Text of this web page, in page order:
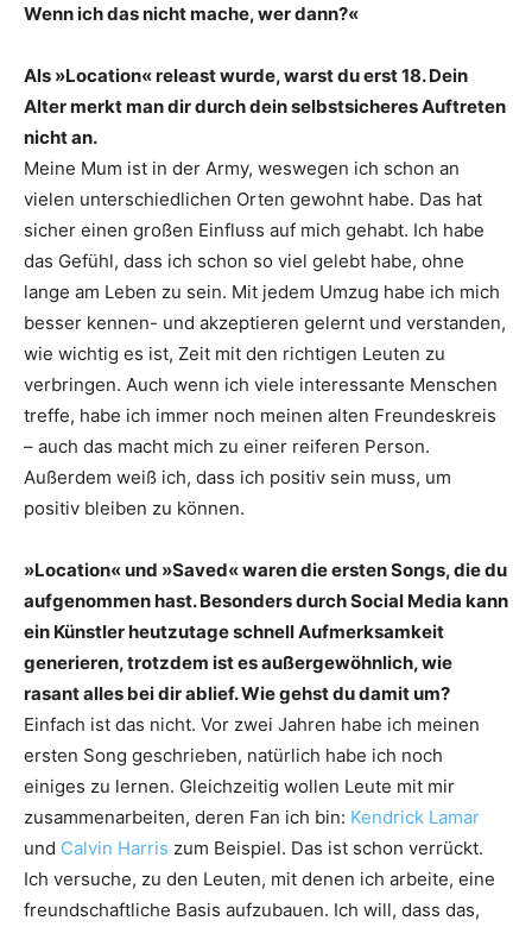
Wenn ich das nicht mache, wer dann?«
Als »Location« releast wurde, warst du erst 18. Dein
Alter merkt man dir durch dein selbstsicheres Auftreten
nicht an.
Meine Mum ist in der Army, weswegen ich schon an
vielen unterschiedlichen Orten gewohnt habe. Das hat
sicher einen großen Einfluss auf mich gehabt. Ich habe
das Gefühl, dass ich schon so viel gelebt habe, ohne
lange am Leben zu sein. Mit jedem Umzug habe ich mich
besser kennen- und akzeptieren gelernt und verstanden,
wie wichtig es ist, Zeit mit den richtigen Leuten zu
verbringen. Auch wenn ich viele interessante Menschen
treffe, habe ich immer noch meinen alten Freundeskreis
– auch das macht mich zu einer reiferen Person.
Außerdem weiß ich, dass ich positiv sein muss, um
positiv bleiben zu können.
»Location« und »Saved« waren die ersten Songs, die du
aufgenommen hast. Besonders durch Social Media kann
ein Künstler heutzutage schnell Aufmerksamkeit
generieren, trotzdem ist es außergewöhnlich, wie
rasant alles bei dir ablief. Wie gehst du damit um?
Einfach ist das nicht. Vor zwei Jahren habe ich meinen
ersten Song geschrieben, natürlich habe ich noch
einiges zu lernen. Gleichzeitig wollen Leute mit mir
zusammenarbeiten, deren Fan ich bin: Kendrick Lamar
und Calvin Harris zum Beispiel. Das ist schon verrückt.
Ich versuche, zu den Leuten, mit denen ich arbeite, eine
freundschaftliche Basis aufzubauen. Ich will, dass das,